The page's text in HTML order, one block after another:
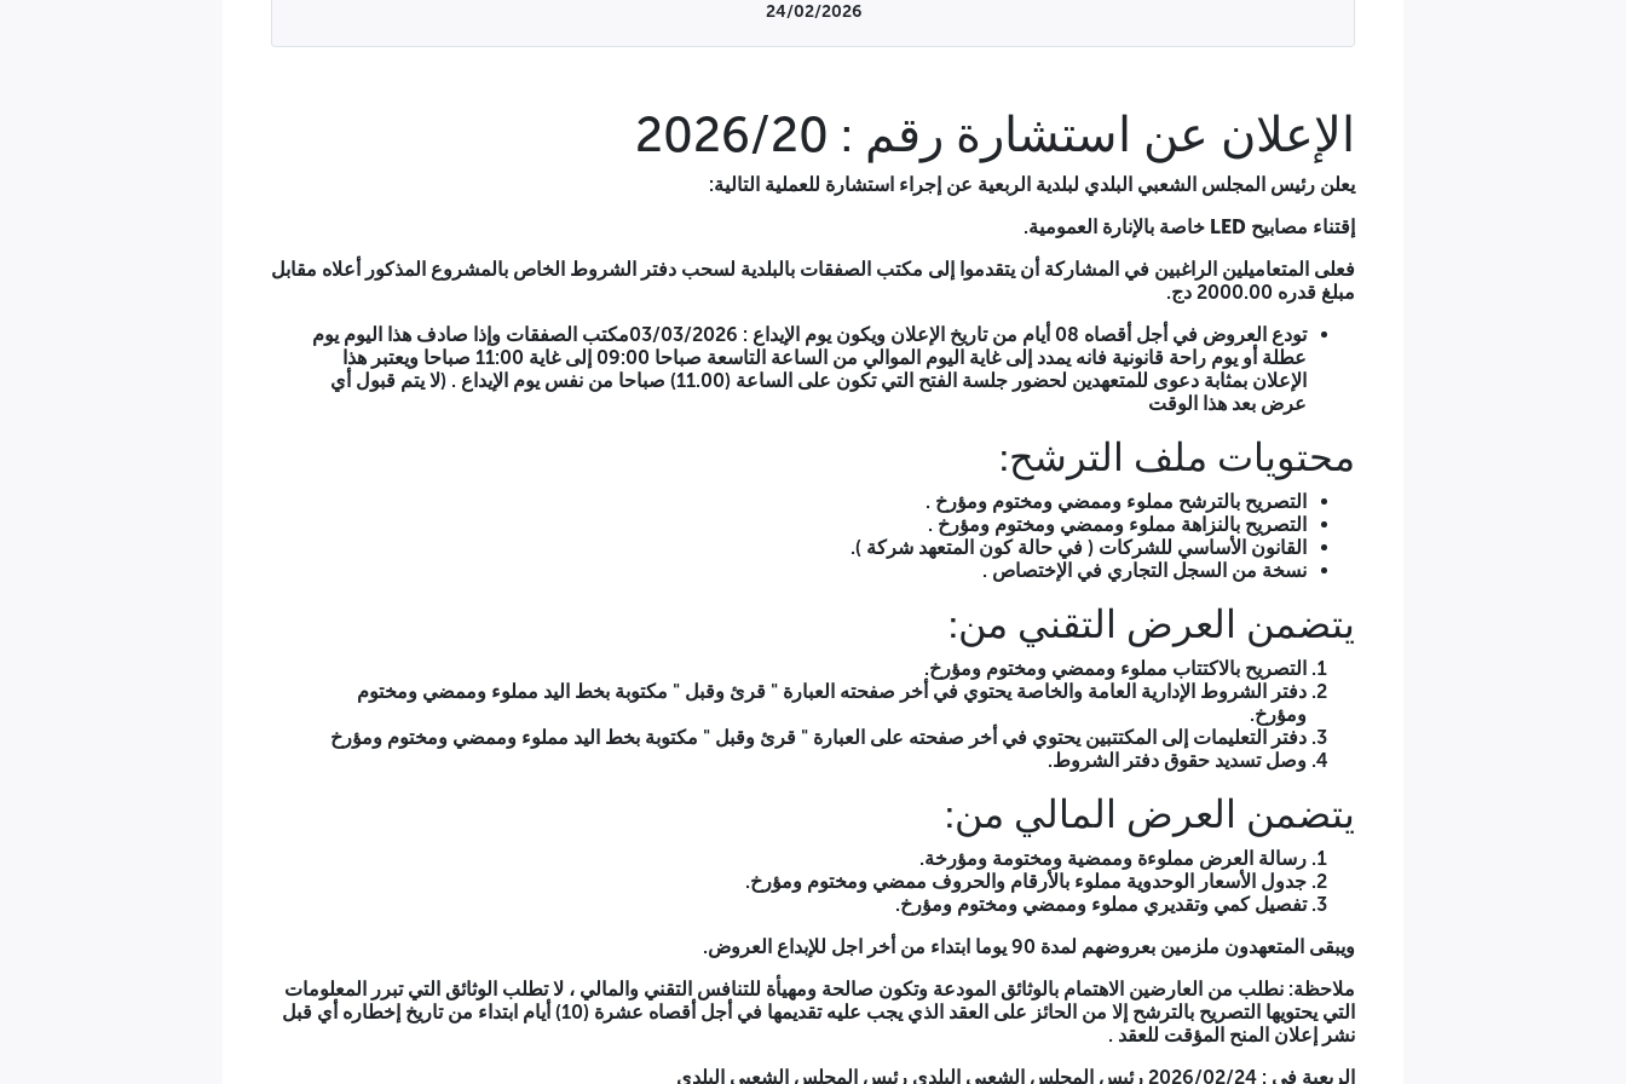
تفصيل كمي وتقديري مملوء وممضي ومختوم ومؤرخ.
: نطلب من العارضين الاهتمام بالوثائق المودعة وتكون صالحة ومهيأة للتنافس التقني والمالي ، لا تطلب الوثائق التي تبرر المعلومات التي يحتويها التصريح بالترشح إلا من الحائز على العقد الذي يجب عليه
24/02/2026
الإعلان عن استشارة رقم : 2026/20
يعلن رئيس المجلس الشعبي البلدي لبلدية الربعية عن إجراء استشارة للعملية التالية:
إقتناء مصابيح LED خاصة بالإنارة العمومية
.
فعلى المتعاميلين الراغبين في المشاركة أن يتقدموا إلى مكتب الصفقات بالبلدية لسحب دفتر الشروط الخاص بالمشروع المذكور أعلاه مقابل
مبلغ قدره 2000.00 دج.
تودع العروض في أجل أقصاه 08 أيام من تاريخ الإعلان ويكون يوم الإيداع : 03/03/2026مكتب الصفقات وإذا صادف هذا اليوم يوم
عطلة أو يوم راحة قانونية فانه يمدد إلى غاية اليوم الموالي من الساعة التاسعة صباحا 09:00 إلى غاية 11:00 صباحا ويعتبر هذا
الإعلان بمثابة دعوى للمتعهدين لحضور جلسة الفتح التي تكون على الساعة (11.00) صباحا من نفس يوم الإيداع . (لا يتم قبول أي
عرض بعد هذا الوقت
محتويات ملف الترشح:
التصريح بالترشح مملوء وممضي ومختوم ومؤرخ .
التصريح بالنزاهة مملوء وممضي ومختوم ومؤرخ .
القانون الأساسي للشركات ( في حالة كون المتعهد شركة ).
نسخة من السجل التجاري في الإختصاص .
يتضمن العرض التقني من:
التصريح بالاكتتاب مملوء وممضي ومختوم ومؤرخ.
دفتر الشروط الإدارية العامة والخاصة يحتوي في أخر صفحته العبارة " قرئ وقبل " مكتوبة بخط اليد مملوء وممضي ومختوم
ومؤرخ.
دفتر التعليمات إلى المكتتبين يحتوي في أخر صفحته على العبارة " قرئ وقبل " مكتوبة بخط اليد مملوء وممضي ومختوم ومؤرخ
وصل تسديد حقوق دفتر الشروط.
يتضمن العرض المالي من:
رسالة العرض مملوءة وممضية ومختومة ومؤرخة.
جدول الأسعار الوحدوية مملوء بالأرقام والحروف ممضي ومختوم ومؤرخ.
تفصيل كمي وتقديري مملوء وممضي ومختوم ومؤرخ.
ويبقى المتعهدون ملزمين بعروضهم لمدة 90 يوما ابتداء من أخر اجل للإبداع العروض.
ملاحظة: نطلب من العارضين الاهتمام بالوثائق المودعة وتكون صالحة ومهيأة للتنافس التقني والمالي ، لا تطلب الوثائق التي تبرر المعلومات
التي يحتويها التصريح بالترشح إلا من الحائز على العقد الذي يجب عليه تقديمها في أجل أقصاه عشرة (10) أيام ابتداء من تاريخ إخطاره أي قبل
نشر إعلان المنح المؤقت للعقد .
الربعية في : 2026/02/24 رئيس المجلس الشعبي البلدي رئيس المجلس الشعبي البلدي